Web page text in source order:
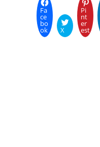
Fa
ce
bo
ok X
Pi
nt
er
est